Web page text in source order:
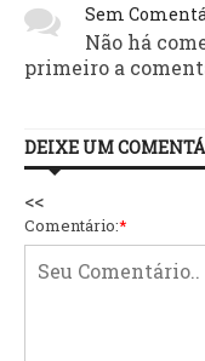
Sem
Não há
primeiro a
DEIXE UM
<<
Comentário:*